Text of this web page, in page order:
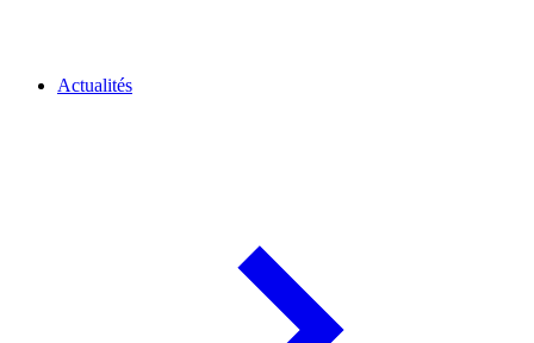
Actualités